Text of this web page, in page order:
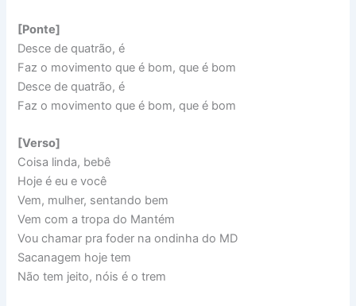
[Ponte]
Desce de quatrão, é
Faz o movimento que é bom, que é bom
Desce de quatrão, é
Faz o movimento que é bom, que é bom
[Verso]
Coisa linda, bebê
Hoje é eu e você
Vem, mulher, sentando bem
Vem com a tropa do Mantém
Vou chamar pra foder na ondinha do MD
Sacanagem hoje tem
Não tem jeito, nóis é o trem